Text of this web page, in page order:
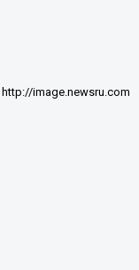
http://image.newsru.com